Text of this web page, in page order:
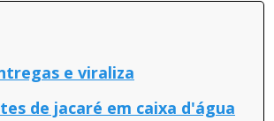
e viraliza
de jacaré em caixa d'água